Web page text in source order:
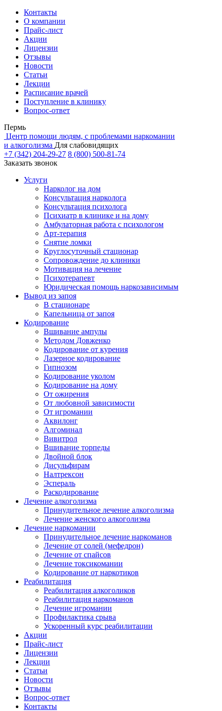
Контакты
О компании
Прайс-лист
Акции
Лицензии
Отзывы
Новости
Статьи
Лекции
Расписание врачей
Поступление в клинику
Вопрос-ответ
Пермь
Центр помощи людям, с проблемами наркомании
и алкоголизма Для слабовидящих
+7 (342) 204-29-27 8 (800) 500-81-74
Заказать звонок
Услуги
Нарколог на дом
Консультация нарколога
Консультация психолога
Психиатр в клинике и на дому
Амбулаторная работа с психологом
Арт-терапия
Снятие ломки
Круглосуточный стационар
Сопровождение до клиники
Мотивация на лечение
Психотерапевт
Юридическая помощь наркозависимым
Вывод из запоя
В стационаре
Капельница от запоя
Кодирование
Вшивание ампулы
Методом Довженко
Кодирование от курения
Лазерное кодирование
Гипнозом
Кодирование уколом
Кодирование на дому
От ожирения
От любовной зависимости
От игромании
Аквилонг
Алгоминал
Вивитрол
Вшивание торпеды
Двойной блок
Дисульфирам
Налтрексон
Эспераль
Раскодирование
Лечение алкоголизма
Принудительное лечение алкоголизма
Лечение женского алкоголизма
Лечение наркомании
Принудительное лечение наркоманов
Лечение от солей (мефедрон)
Лечение от спайсов
Лечение токсикомании
Кодирование от наркотиков
Реабилитация
Реабилитация алкоголиков
Реабилитация наркоманов
Лечение игромании
Профилактика срыва
Ускоренный курс реабилитации
Акции
Прайс-лист
Лицензии
Лекции
Статьи
Новости
Отзывы
Вопрос-ответ
Контакты